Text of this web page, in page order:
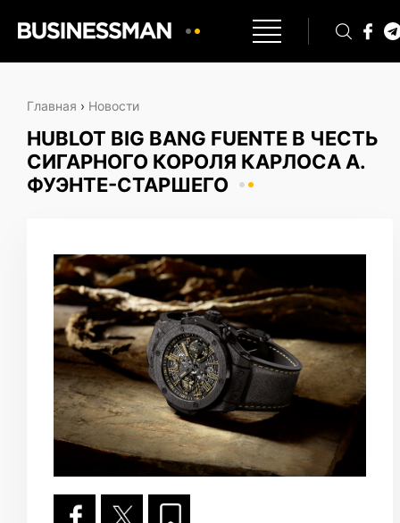
Главная › Новости
HUBLOT BIG BANG FUENTE В ЧЕСТЬ
СИГАРНОГО КОРОЛЯ КАРЛОСА А.
ФУЭНТЕ-СТАРШЕГО